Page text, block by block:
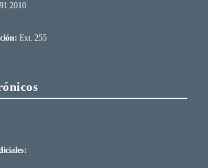
2010
Ext. 255